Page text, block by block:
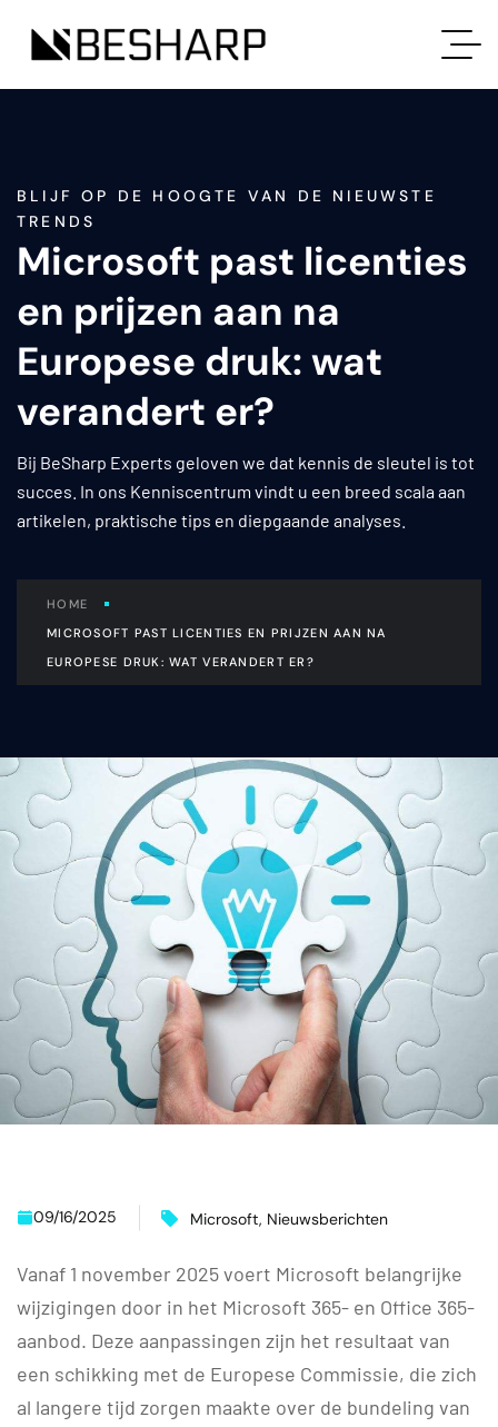
BLIJF OP DE HOOGTE VAN DE NIEUWSTE
TRENDS
Microsoft past licenties
en prijzen aan na
Europese druk: wat
verandert er?
Bij BeSharp Experts geloven we dat kennis de sleutel is tot
succes. In ons Kenniscentrum vindt u een breed scala aan
artikelen, praktische tips en diepgaande analyses.
HOME
MICROSOFT PAST LICENTIES EN PRIJZEN AAN NA
EUROPESE DRUK: WAT VERANDERT ER?
09/16/2025 Microsoft, Nieuwsberichten
Vanaf 1 november 2025 voert Microsoft belangrijke
wijzigingen door in het Microsoft 365- en Office 365-
aanbod. Deze aanpassingen zijn het resultaat van
een schikking met de Europese Commissie, die zich
al langere tijd zorgen maakte over de bundeling van